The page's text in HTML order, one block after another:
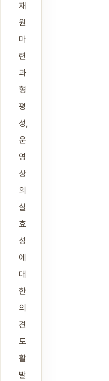
재
원
마
련
과
형
평
성,
운
영
상
의
실
효
성
에
대
한
의
견
도
활
발